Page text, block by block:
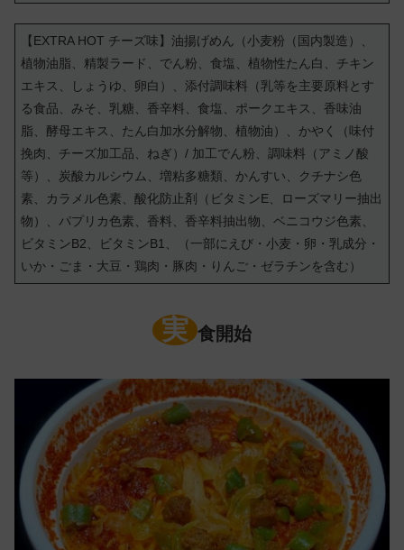
【EXTRA HOT チーズ味】油揚げめん（小麦粉（国内製造）、
植物油脂、精製ラード、でん粉、食塩、植物性たん白、チキン
エキス、しょうゆ、卵白）、添付調味料（乳等を主要原料とす
る食品、みそ、乳糖、香辛料、食塩、ポークエキス、香味油
脂、酵母エキス、たん白加水分解物、植物油）、かやく（味付
挽肉、チーズ加工品、ねぎ）/ 加工でん粉、調味料（アミノ酸
等）、炭酸カルシウム、増粘多糖類、かんすい、クチナシ色
素、カラメル色素、酸化防止剤（ビタミンE、ローズマリー抽出
物）、パプリカ色素、香料、香辛料抽出物、ベニコウジ色素、
ビタミンB2、ビタミンB1、（一部にえび・小麦・卵・乳成分・
いか・ごま・大豆・鶏肉・豚肉・りんご・ゼラチンを含む）
実 食開始